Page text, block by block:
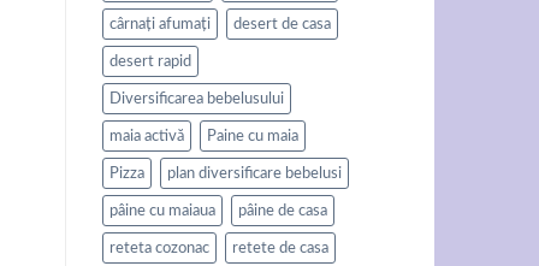
cârnați afumați desert de casa
desert rapid
Diversificarea bebelusului
maia activă Paine cu maia
Pizza plan diversificare bebelusi
pâine cu maiaua pâine de casa
reteta cozonac retete de casa